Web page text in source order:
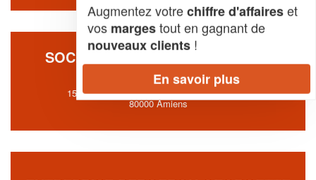
SOCIÉTÉ NDF DEMENAGEMENTS
(SARL)
152 Rue Du Marechal De Lattre De Tassigny
80000 Amiens
Augmentez votrechiffre d'affaireset
vos margestout en gagnant de
nouveaux clients !
En savoir plus